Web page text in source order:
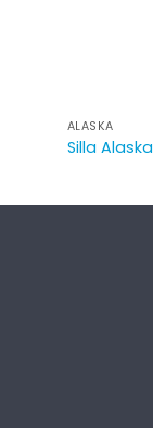
ALASKA
Silla Alaska